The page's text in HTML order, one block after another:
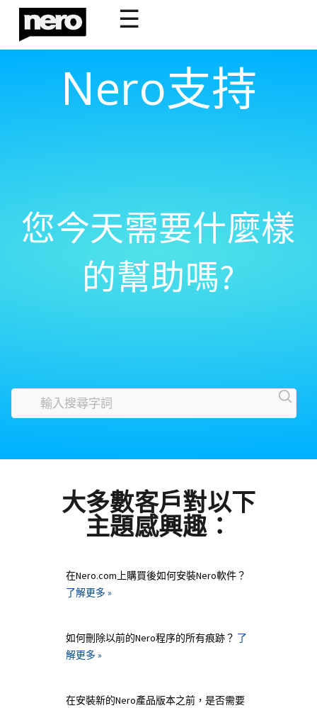
☰
Nero支持
您今天需要什麼樣
的幫助嗎?
大多數客戶對以下
主題感興趣：
在Nero.com上購買後如何安裝Nero軟件？
了解更多 »
如何刪除以前的Nero程序的所有痕跡？ 了
解更多 »
在安裝新的Nero產品版本之前，是否需要